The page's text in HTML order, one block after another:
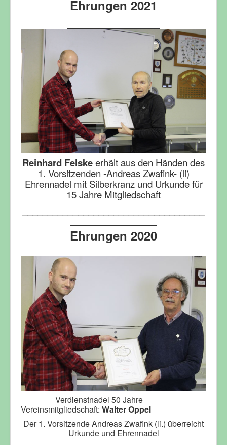
Ehrungen 2021
Reinhard Felskeerhält aus den Händen des
1. Vorsitzenden -Andreas Zwafink- (li)
Ehrennadel mit Silberkranz und Urkunde für
15 Jahre Mitgliedschaft
Ehrungen 2020
Verdienstnadel 50 Jahre
Vereinsmitgliedschaft: Walter Oppel
Der 1. Vorsitzende Andreas Zwafink (li.) überreicht
Urkunde und Ehrennadel